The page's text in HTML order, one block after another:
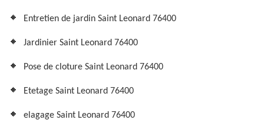
Entretien de jardin Saint Leonard 76400
Jardinier Saint Leonard 76400
Pose de cloture Saint Leonard 76400
Etetage Saint Leonard 76400
elagage Saint Leonard 76400